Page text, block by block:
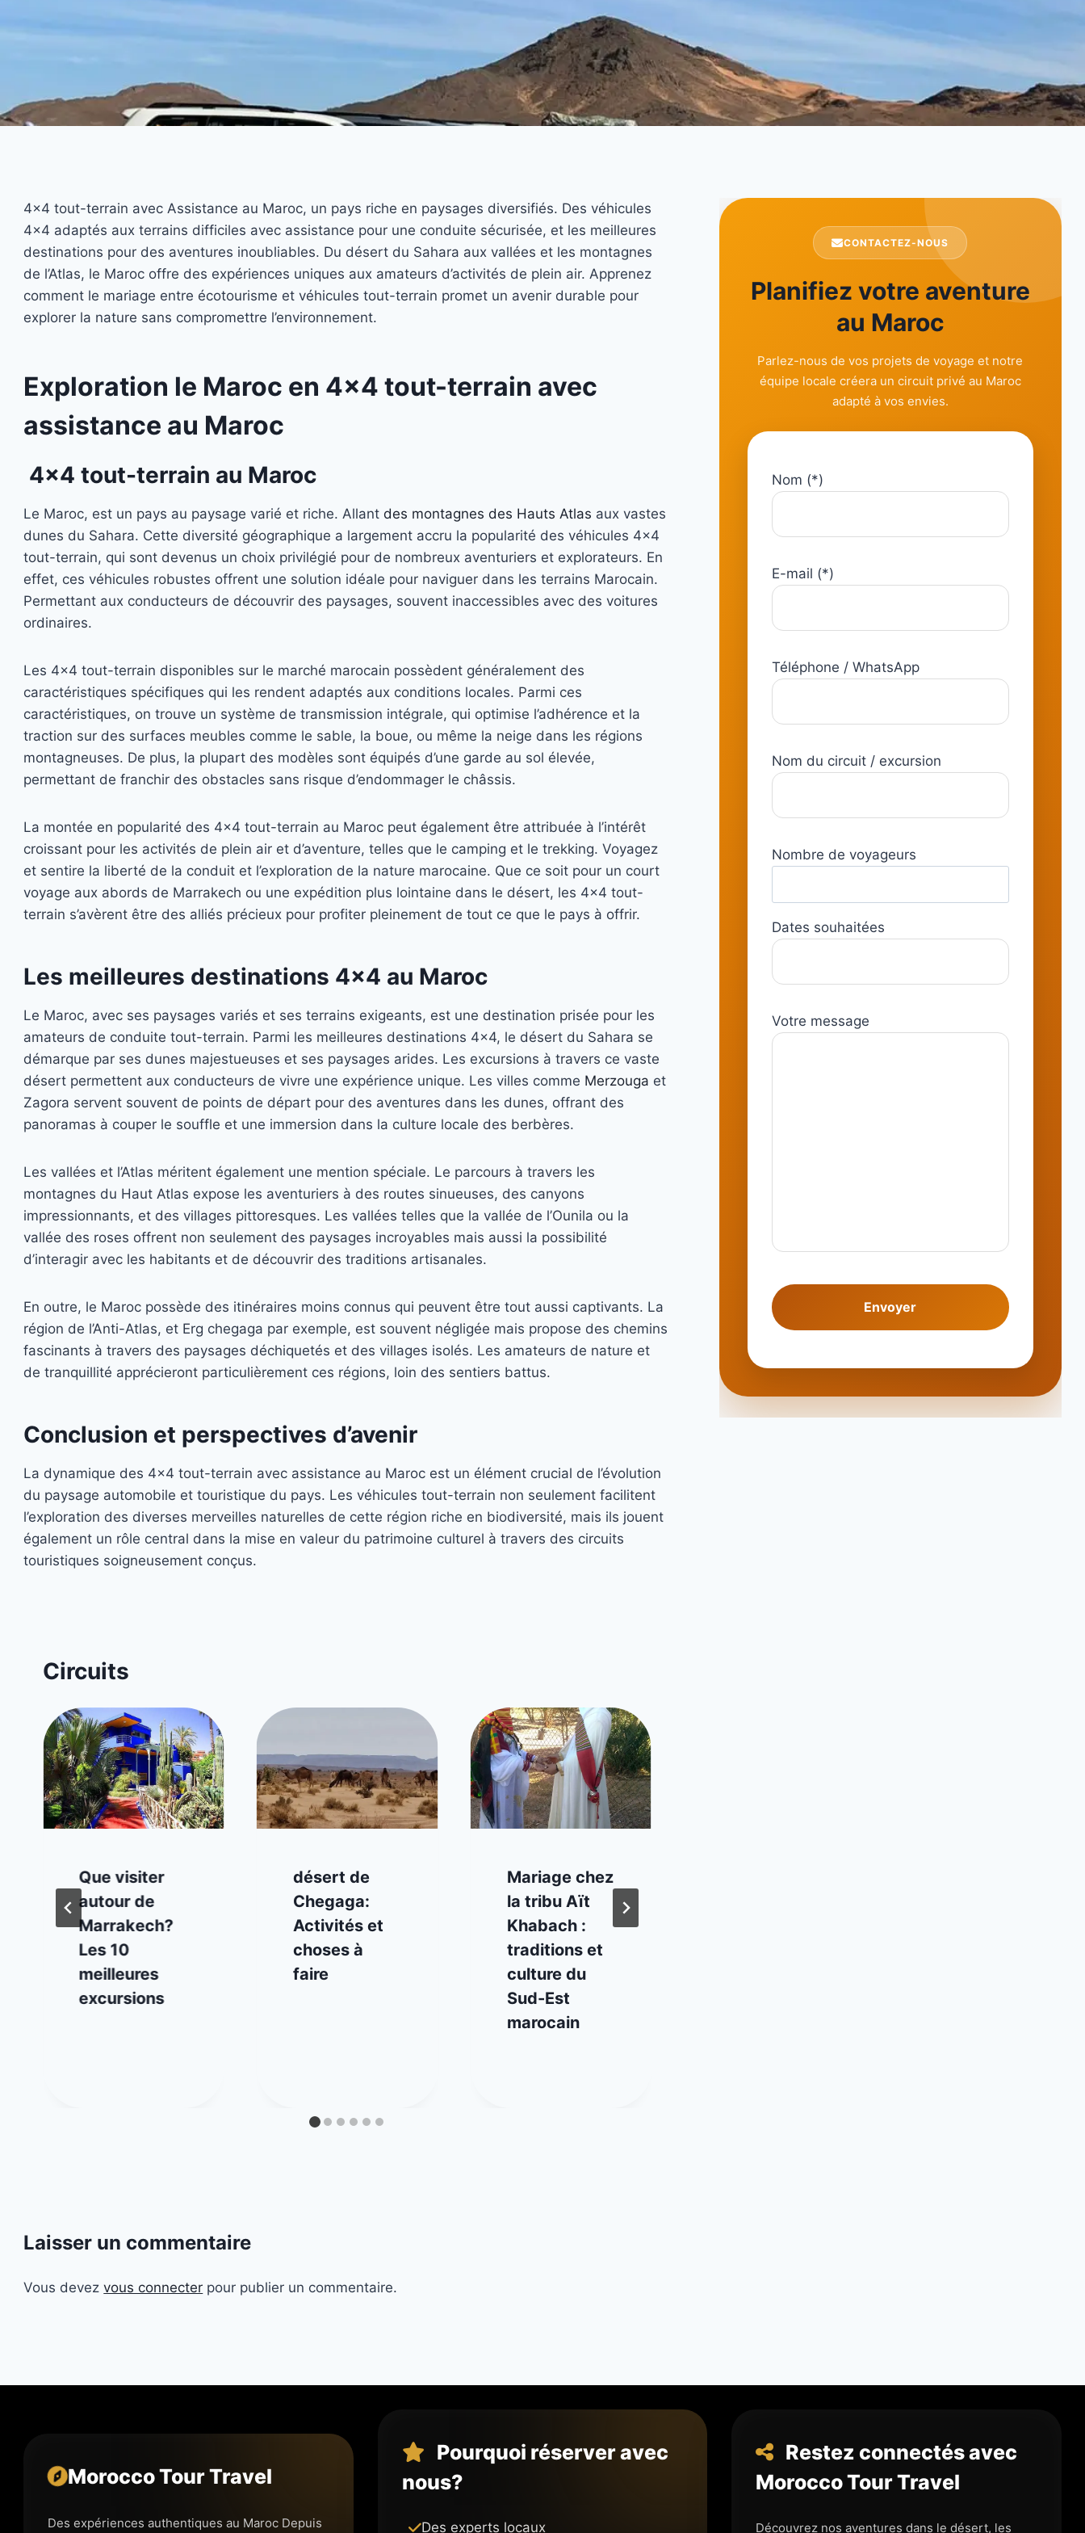
4×4 tout-terrain avec Assistance au Maroc, un pays riche en paysages diversifiés. Des véhicules
4×4 adaptés aux terrains difficiles avec assistance pour une conduite sécurisée, et les meilleures
destinations pour des aventures inoubliables. Du désert du Sahara aux vallées et les montagnes
de l’Atlas, le Maroc offre des expériences uniques aux amateurs d’activités de plein air. Apprenez
comment le mariage entre écotourisme et véhicules tout-terrain promet un avenir durable pour
explorer la nature sans compromettre l’environnement.
Exploration le Maroc en 4×4 tout-terrain avec
assistance au Maroc
4×4 tout-terrain au Maroc
Le Maroc, est un pays au paysage varié et riche. Allantdes montagnes des Hauts Atlas aux vastes
dunes du Sahara. Cette diversité géographique a largement accru la popularité des véhicules 4×4
tout-terrain, qui sont devenus un choix privilégié pour de nombreux aventuriers et explorateurs. En
effet, ces véhicules robustes offrent une solution idéale pour naviguer dans les terrains Marocain.
Permettant aux conducteurs de découvrir des paysages, souvent inaccessibles avec des voitures
ordinaires.
Les 4×4 tout-terrain disponibles sur le marché marocain possèdent généralement des
caractéristiques spécifiques qui les rendent adaptés aux conditions locales. Parmi ces
caractéristiques, on trouve un système de transmission intégrale, qui optimise l’adhérence et la
traction sur des surfaces meubles comme le sable, la boue, ou même la neige dans les régions
montagneuses. De plus, la plupart des modèles sont équipés d’une garde au sol élevée,
permettant de franchir des obstacles sans risque d’endommager le châssis.
La montée en popularité des 4×4 tout-terrain au Maroc peut également être attribuée à l’intérêt
croissant pour les activités de plein air et d’aventure, telles que le camping et le trekking. Voyagez
et sentire la liberté de la conduit et l’exploration de la nature marocaine. Que ce soit pour un court
voyage aux abords de Marrakech ou une expédition plus lointaine dans le désert, les 4×4 tout-
terrain s’avèrent être des alliés précieux pour profiter pleinement de tout ce que le pays à offrir.
Les meilleures destinations 4×4 au Maroc
Le Maroc, avec ses paysages variés et ses terrains exigeants, est une destination prisée pour les
amateurs de conduite tout-terrain. Parmi les meilleures destinations 4×4, le désert du Sahara se
démarque par ses dunes majestueuses et ses paysages arides. Les excursions à travers ce vaste
désert permettent aux conducteurs de vivre une expérience unique. Les villes comme Merzouga et
Zagora servent souvent de points de départ pour des aventures dans les dunes, offrant des
panoramas à couper le souffle et une immersion dans la culture locale des berbères.
Les vallées et l’Atlas méritent également une mention spéciale. Le parcours à travers les
montagnes du Haut Atlas expose les aventuriers à des routes sinueuses, des canyons
impressionnants, et des villages pittoresques. Les vallées telles que la vallée de l’Ounila ou la
vallée des roses offrent non seulement des paysages incroyables mais aussi la possibilité
d’interagir avec les habitants et de découvrir des traditions artisanales.
En outre, le Maroc possède des itinéraires moins connus qui peuvent être tout aussi captivants. La
région de l’Anti-Atlas, et Erg chegaga par exemple, est souvent négligée mais propose des chemins
fascinants à travers des paysages déchiquetés et des villages isolés. Les amateurs de nature et
de tranquillité apprécieront particulièrement ces régions, loin des sentiers battus.
Conclusion et perspectives d’avenir
La dynamique des 4×4 tout-terrain avec assistance au Maroc est un élément crucial de l’évolution
du paysage automobile et touristique du pays. Les véhicules tout-terrain non seulement facilitent
l’exploration des diverses merveilles naturelles de cette région riche en biodiversité, mais ils jouent
également un rôle central dans la mise en valeur du patrimoine culturel à travers des circuits
touristiques soigneusement conçus.
Circuits
Que visiter
autour de
Marrakech?
Les 10
meilleures
excursions
désert de
Chegaga:
Activités et
choses à
faire
Mariage chez
la tribu Aït
Khabach :
traditions et
culture du
Sud-Est
marocain
Laisser un commentaire
Vous devezvous connecter pour publier un commentaire.
CONTACTEZ-NOUS
Planifiez votre aventure
au Maroc
Parlez-nous de vos projets de voyage et notre
équipe locale créera un circuit privé au Maroc
adapté à vos envies.
Nom (*)
E-mail (*)
Téléphone / WhatsApp
Nom du circuit / excursion
Nombre de voyageurs
Dates souhaitées
Votre message
Morocco Tour Travel
Des expériences authentiques au Maroc Depuis
Pourquoi réserver avec
nous?
Des experts locaux
Restez connectés avec
Morocco Tour Travel
Découvrez nos aventures dans le désert, les